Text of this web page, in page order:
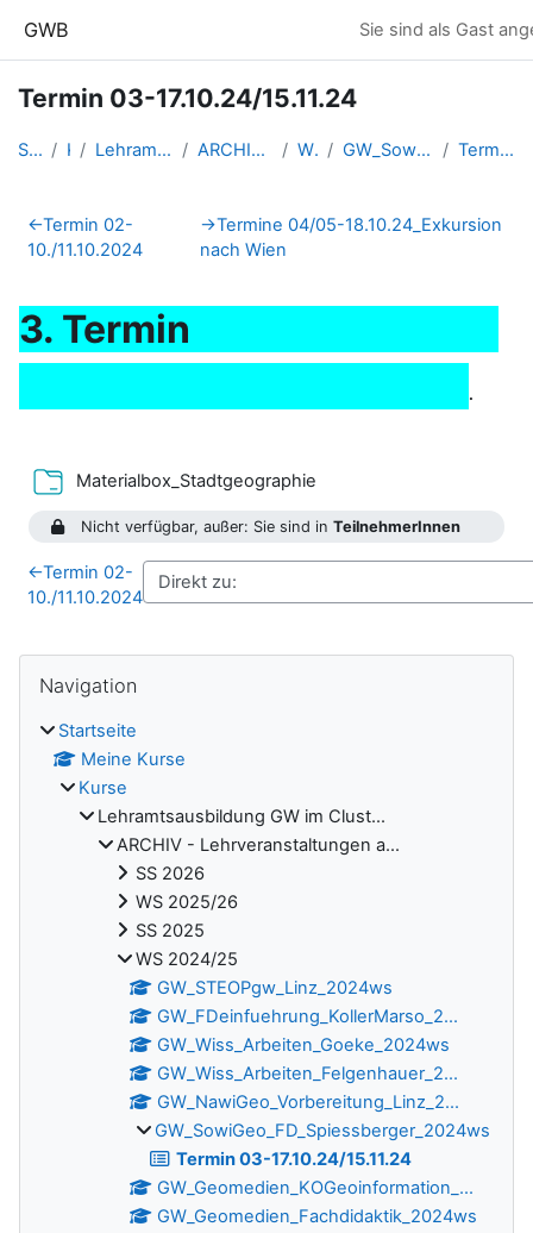
GWB Sie sind als Gast
Termin 03-17.10.24/15.11.24
Startseite Kurse Lehramtsausbildung GW im Clust... ARCHIV - Lehrveranstaltungen a... WS 2024/25 GW_SowiGeo_FD_Spiessberger_2024ws Termin 03-17.10.24/15.11.24
Abschnittsübersicht
←Termin 02-
10./11.10.2024
→Termine 04/05-18.10.24_Exkursion
nach Wien
3. Termin
.
Materialbox_Stadtgeographie
Nicht verfügbar, außer: Sie sind inTeilnehmerInnen
←Termin 02-
10./11.10.2024
Navigation
Startseite
Meine Kurse
Kurse
Lehramtsausbildung GW im Clust...
ARCHIV - Lehrveranstaltungen a...
SS 2026
WS 2025/26
SS 2025
WS 2024/25
GW_STEOPgw_Linz_2024ws
GW_FDeinfuehrung_KollerMarso_2...
GW_Wiss_Arbeiten_Goeke_2024ws
GW_Wiss_Arbeiten_Felgenhauer_2...
GW_NawiGeo_Vorbereitung_Linz_2...
GW_SowiGeo_FD_Spiessberger_2024ws
Termin 03-17.10.24/15.11.24
GW_Geomedien_KOGeoinformation_...
GW_Geomedien_Fachdidaktik_2024ws